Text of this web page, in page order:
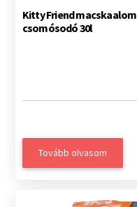
Kitty Friend
csomósodó 30l
Tovább olvasom